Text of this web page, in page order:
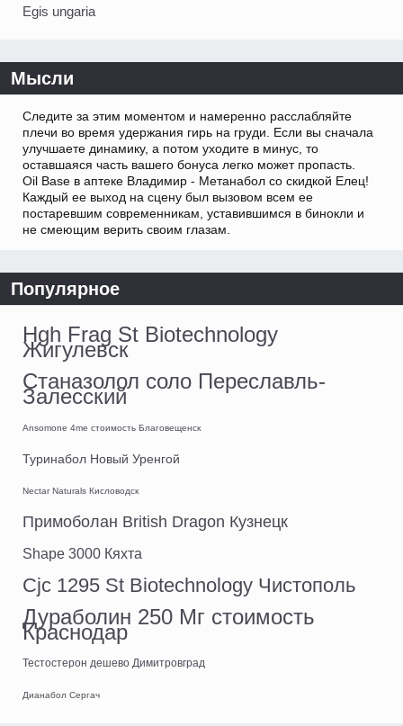
Egis ungaria
Мысли
Следите за этим моментом и намеренно расслабляйте
плечи во время удержания гирь на груди. Если вы сначала
улучшаете динамику, а потом уходите в минус, то
оставшаяся часть вашего бонуса легко может пропасть.
Oil Base в аптеке Владимир - Метанабол со скидкой Елец!
Каждый ее выход на сцену был вызовом всем ее
постаревшим современникам, уставившимся в бинокли и
не смеющим верить своим глазам.
Популярное
Hgh Frag St Biotechnology
Жигулевск
Станазолол соло Переславль-
Залесский
Ansomone 4me стоимость Благовещенск
Туринабол Новый Уренгой
Nectar Naturals Кисловодск
Примоболан British Dragon Кузнецк
Shape 3000 Кяхта
Cjc 1295 St Biotechnology Чистополь
Дураболин 250 Мг стоимость
Краснодар
Тестостерон дешево Димитровград
Дианабол Сергач